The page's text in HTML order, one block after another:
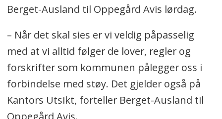
Berget-Ausland til Oppegård Avis lørdag.
– Når det skal sies er vi veldig påpasselig
med at vi alltid følger de lover, regler og
forskrifter som kommunen pålegger oss i
forbindelse med støy. Det gjelder også på
Kantors Utsikt, forteller Berget-Ausland til